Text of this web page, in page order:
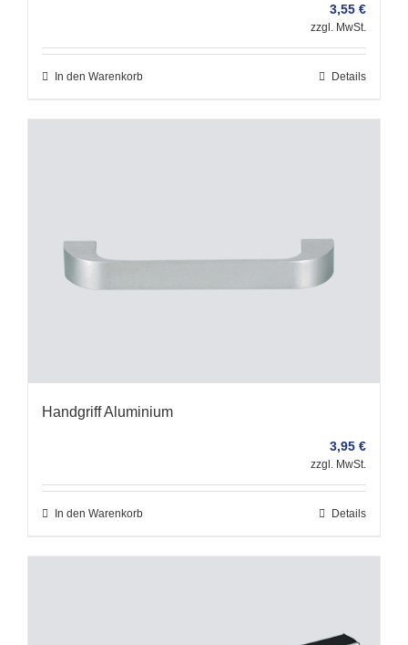
3,55 €
zzgl. MwSt.
In den Warenkorb Details
Handgriff Aluminium
3,95 €
zzgl. MwSt.
In den Warenkorb Details